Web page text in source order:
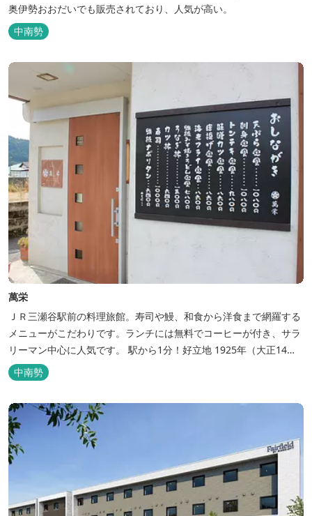
奥伊勢おおだいでも販売されており、人気が高い。
中南勢
萬栄
ＪＲ三瀬谷駅前の料理旅館。寿司や鰻、和食から洋食まで網羅する
メニューがこだわりです。ランチには無料でコーヒーが付き、サラ
リーマン中心に人気です。 駅から1分！好立地 1925年（大正14
年）に開業した歴史ある旅館。JR三瀬谷駅から徒歩一分と好立地の
場所にあり、大変便利です。 部屋数は11室、大広間が2部屋。少人
数から団体のお客様まで幅広くご利用いただけます。 人気の定食は
品数...
中南勢